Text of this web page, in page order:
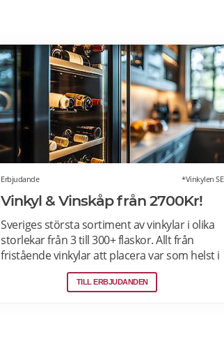
Erbjudande *Vinkylen SE
Vinkyl & Vinskåp från 2700Kr!
Sveriges största sortiment av vinkylar i olika
storlekar från 3 till 300+ flaskor. Allt från
fristående vinkylar att placera var som helst i
hemmet, till inbyggda eller integrerbara
vinkylar som elegant smälter in i
TILL ERBJUDANDEN